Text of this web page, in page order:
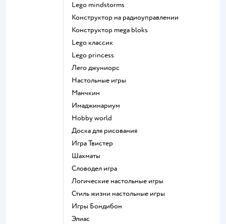
Lego mindstorms
Конструктор на радиоуправлении
Конструктор mega bloks
Lego классик
Lego princess
Лего джуниорс
Настольные игры
Манчкин
Имаджинариум
Hobby world
Доска для рисования
Игра Твистер
Шахматы
Словодел игра
Логические настольные игры
Стиль жизни настольные игры
Игры Бондибон
Элиас